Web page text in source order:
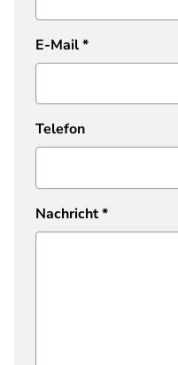
E-Mail*
Telefon
Nachricht*